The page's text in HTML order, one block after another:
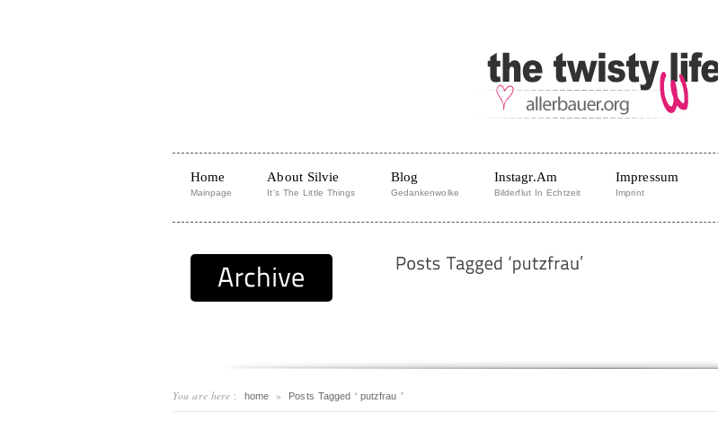
Home
Mainpage
About Silvie
It's The Little Things
Blog
Gedankenwolke
Instagr.am
Bilderflut In Echtzeit
Impressum
Imprint
You are here : home » Posts Tagged ‘ putzfrau ’